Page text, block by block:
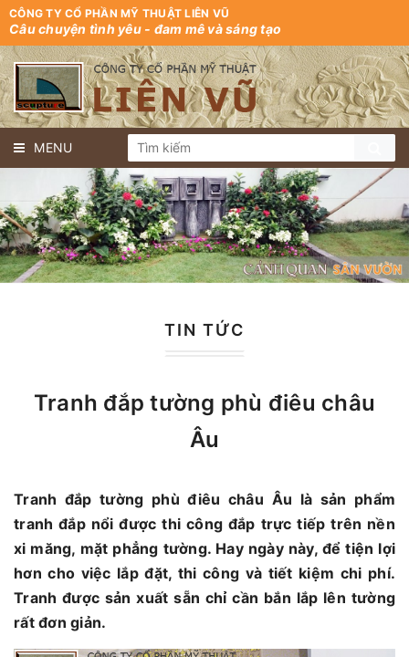
CÔNG TY CỔ PHẦN MỸ THUẬT LIÊN VŨ
Câu chuyện tình yêu - đam mê và sáng tạo
MENU
TIN TỨC
Tranh đắp tường phù điêu châu
Âu
Tranh đắp tường phù điêu châu Âu là sản phẩm
tranh đắp nổi được thi công đắp trực tiếp trên nền
xi măng, mặt phẳng tường. Hay ngày này, để tiện lợi
hơn cho việc lắp đặt, thi công và tiết kiệm chi phí.
Tranh được sản xuất sẵn chỉ cần bắn lắp lên tường
rất đơn giản.